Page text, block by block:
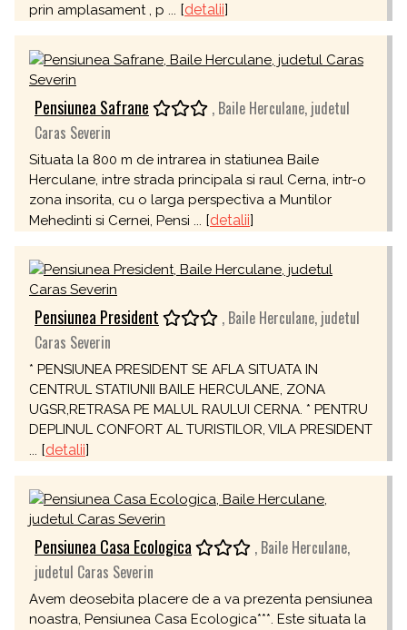
prin amplasament , p ... [detalii]
Pensiunea Safrane
, Baile Herculane, judetul
Caras Severin
Situata la 800 m de intrarea in statiunea Baile
Herculane, intre strada principala si raul Cerna, intr-o
zona insorita, cu o larga perspectiva a Muntilor
Mehedinti si Cernei, Pensi ... [detalii]
Pensiunea President
, Baile Herculane, judetul
Caras Severin
* PENSIUNEA PRESIDENT SE AFLA SITUATA IN
CENTRUL STATIUNII BAILE HERCULANE, ZONA
UGSR,RETRASA PE MALUL RAULUI CERNA. * PENTRU
DEPLINUL CONFORT AL TURISTILOR, VILA PRESIDENT
... [detalii]
Pensiunea Casa Ecologica
, Baile Herculane,
judetul Caras Severin
Avem deosebita placere de a va prezenta pensiunea
noastra, Pensiunea Casa Ecologica***. Este situata la